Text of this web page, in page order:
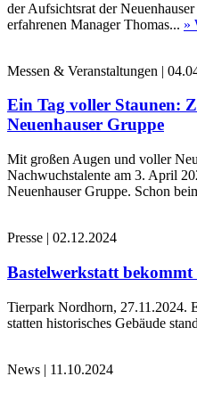
der Aufsichtsrat der
erfahrenen Manager Thomas... »
Messen & Veranstaltungen |
Ein Tag voller Staunen:
Neuenhauser Gruppe
Mit großen Augen und voller
Nachwuchstalente am 3. April
Neuenhauser Gruppe. Schon
Presse | 02.12.2024
Bastelwerkstatt bekommt
Tierpark Nordhorn, 27.11.2024.
statten historisches Gebäude
News | 11.10.2024